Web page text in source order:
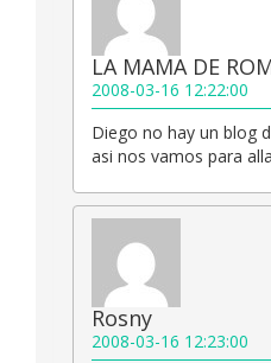
LA MAMA DE
2008-03-16 12:22:00
Diego no hay un blog
asi nos vamos para
Rosny
2008-03-16 12:23:00